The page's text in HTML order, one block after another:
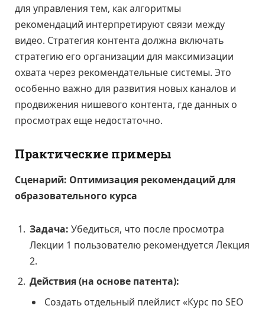
для управления тем, как алгоритмы
рекомендаций интерпретируют связи между
видео. Стратегия контента должна включать
стратегию его организации для максимизации
охвата через рекомендательные системы. Это
особенно важно для развития новых каналов и
продвижения нишевого контента, где данных о
просмотрах еще недостаточно.
Практические примеры
Сценарий: Оптимизация рекомендаций для
образовательного курса
Задача: Убедиться, что после просмотра
Лекции 1 пользователю рекомендуется Лекция
2.
Действия (на основе патента):
Создать отдельный плейлист «Курс по SEO